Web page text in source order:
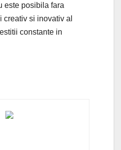
este posibila fara
si inovativ al
constante in